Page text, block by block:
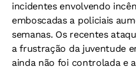
incidentes envolvendo
emboscadas a policiais
semanas. Os recentes
a frustração da juventude
ainda não foi controlada e